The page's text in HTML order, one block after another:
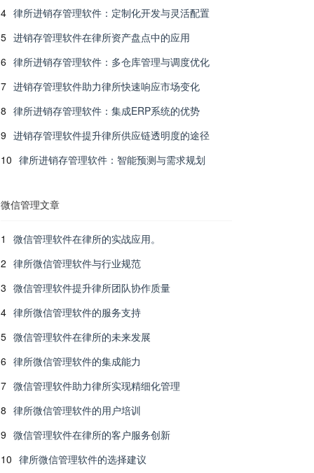
4 律所进销存管理软件：定制化开发与灵活配置
5 进销存管理软件在律所资产盘点中的应用
6 律所进销存管理软件：多仓库管理与调度优化
7 进销存管理软件助力律所快速响应市场变化
8 律所进销存管理软件：集成ERP系统的优势
9 进销存管理软件提升律所供应链透明度的途径
10 律所进销存管理软件：智能预测与需求规划
微信管理文章
1
微信管理软件在律所的实战应用。
2 律所微信管理软件与行业规范
3 微信管理软件提升律所团队协作质量
4 律所微信管理软件的服务支持
5 微信管理软件在律所的未来发展
6 律所微信管理软件的集成能力
7 微信管理软件助力律所实现精细化管理
8 律所微信管理软件的用户培训
9 微信管理软件在律所的客户服务创新
10 律所微信管理软件的选择建议